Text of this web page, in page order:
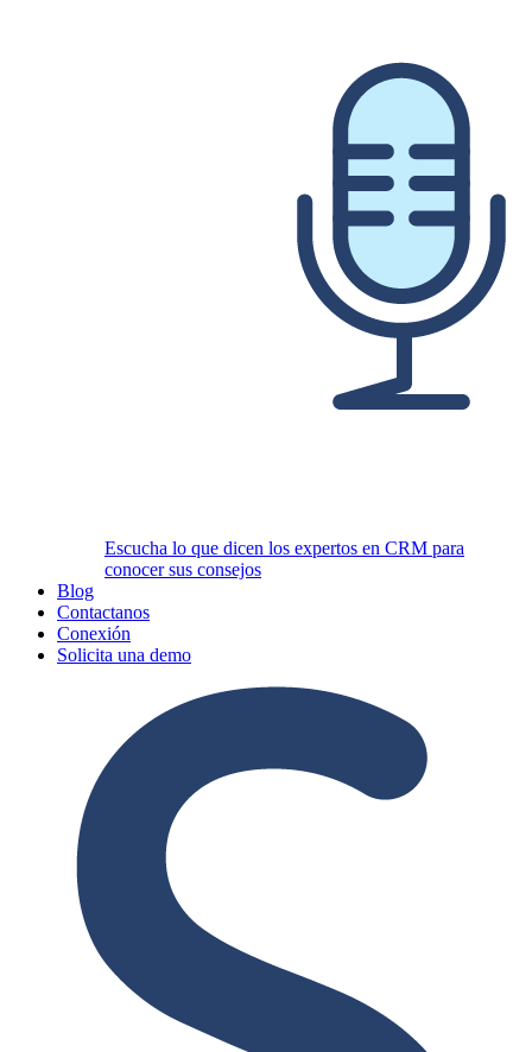
Escucha lo que dicen los expertos en CRM para
conocer sus consejos
Blog
Contactanos
Conexión
Solicita una demo